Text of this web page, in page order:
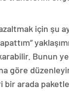
için şu
Bunun
göre
bir arada